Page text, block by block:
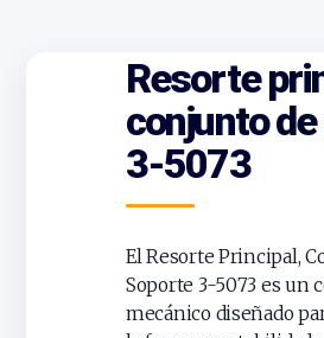
Resorte
conjunto
3-5073
El Resorte Principal,
Soporte 3-5073 es un
mecánico diseñado